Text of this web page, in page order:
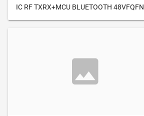
IC RF TXRX+MCU BLUETOOTH 48VFQFN